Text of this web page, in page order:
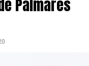
Palmares